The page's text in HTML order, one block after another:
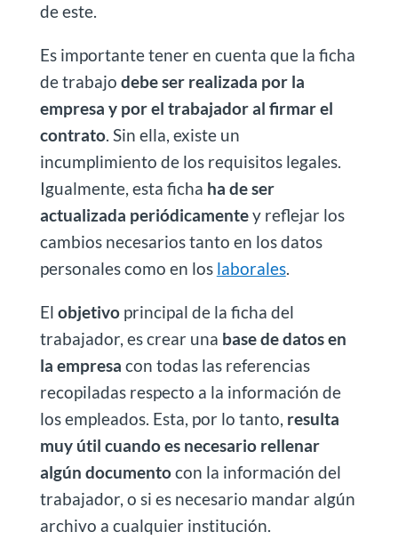
de este.
Es importante tener en cuenta que la ficha
de trabajo debe ser realizada por la
empresa y por el trabajador al firmar el
contrato. Sin ella, existe un
incumplimiento de los requisitos legales.
Igualmente, esta ficha ha de ser
actualizada periódicamentey reflejar los
cambios necesarios tanto en los datos
personales como en los laborales.
El objetivoprincipal de la ficha del
trabajador, es crear una base de datos en
la empresa con todas las referencias
recopiladas respecto a la información de
los empleados. Esta, por lo tanto, resulta
muy útil cuando es necesario rellenar
algún documentocon la información del
trabajador, o si es necesario mandar algún
archivo a cualquier institución.